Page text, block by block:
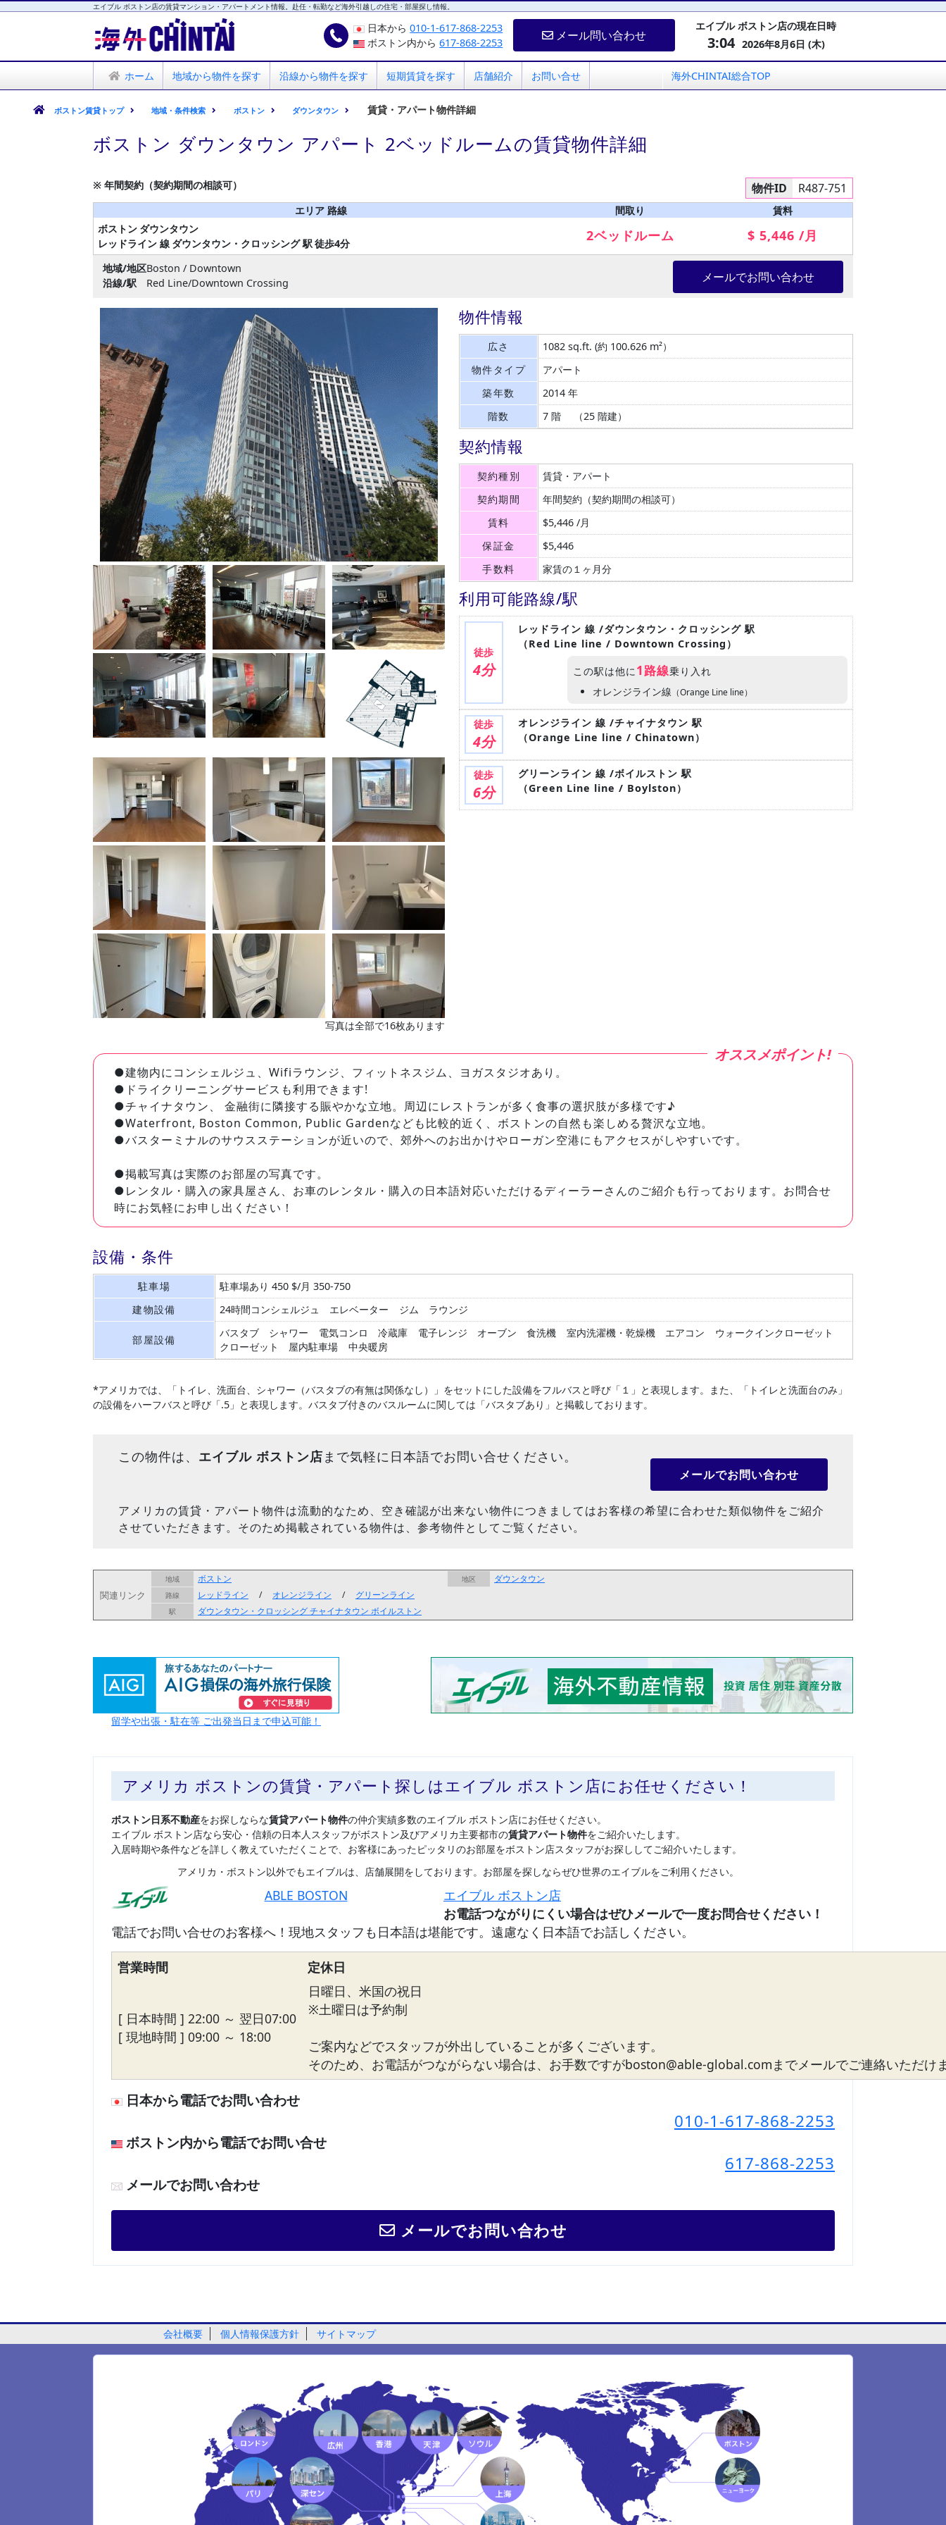
エイブル ボストン店の賃貸マンション・アパートメント情報。赴任・転勤など海外引越しの住宅・部屋探し情報。
海外CHINTAI
エイブル ボストン店
日本から010-1-617-868-2253
ボストン内から617-868-2253 メール問い合わせ
エイブル ボストン店の現在日時
3:04 2026年8月6日 (木)
ホーム 地域から物件を探す 沿線から物件を探す 短期賃貸を探す 店舗紹介 お問い合せ 海外CHINTAI総合TOP
ボストン賃貸トップ 地域・条件検索 ボストン ダウンタウン 賃貸・アパート物件詳細
ボストン ダウンタウン アパート 2ベッドルームの賃貸物件詳細
物件ID R487-751
※ 年間契約（契約期間の相談可）
エリア 路線
間取り
賃料
ボストン ダウンタウン
レッドライン 線 ダウンタウン・クロッシング 駅徒歩4分 2ベッドルーム $ 5,446 /月
地域/地区Boston / Downtown
沿線/駅
Red Line/Downtown Crossing メールでお問い合わせ
写真は全部で16枚あります
物件情報
広さ 1082 sq.ft. (約 100.626 m²）
物件タイプ
アパート
築年数
2014 年
階数
7 階 （25 階建）
契約情報
契約種別
賃貸・アパート
契約期間
年間契約（契約期間の相談可）
賃料
$5,446 /月
保証金
$5,446
手数料
家賃の１ヶ月分
利用可能路線/駅
徒歩
4分
レッドライン 線 /ダウンタウン・クロッシング 駅
（Red Line line / Downtown Crossing）
この駅は他に 1路線乗り入れ
オレンジライン線 （Orange Line line）
徒歩
4分
オレンジライン 線 /チャイナタウン 駅
（Orange Line line / Chinatown）
徒歩
6分
グリーンライン 線 /ボイルストン 駅
（Green Line line / Boylston）
●建物内にコンシェルジュ、Wifiラウンジ、フィットネスジム、ヨガスタジオあり。
●ドライクリーニングサービスも利用できます!
●チャイナタウン、 金融街に隣接する賑やかな立地。周辺にレストランが多く食事の選択肢が多様です♪
●Waterfront, Boston Common, Public Gardenなども比較的近く、ボストンの自然も楽しめる贅沢な立地。
●バスターミナルのサウスステーションが近いので、郊外へのお出かけやローガン空港にもアクセスがしやすいです。
●掲載写真は実際のお部屋の写真です。
●レンタル・購入の家具屋さん、お車のレンタル・購入の日本語対応いただけるディーラーさんのご紹介も行っております。お問合せ
時にお気軽にお申し出ください！
設備・条件
駐車場
駐車場あり 450 $/月 350-750
建物設備
24時間コンシェルジュ エレベーター ジム ラウンジ
部屋設備
バスタブ シャワー 電気コンロ 冷蔵庫 電子レンジ オーブン 食洗機 室内洗濯機・乾燥機 エアコン
ウォークインクローゼット
クローゼット
屋内駐車場 中央暖房
*アメリカでは、「トイレ、洗面台、シャワー（バスタブの有無は関係なし）」をセットにした設備をフルバスと呼び「１」と表現します。
また、「トイレと洗面台のみ」
の設備をハーフバスと呼び「.5」と表現します。バスタブ付きのバスルームに関しては「バスタブあり」と掲載しております。
この物件は、 エイブル ボストン店 まで気軽に日本語でお問い合せください。
メールでお問い合わせ
アメリカの賃貸・アパート物件は流動的なため、空き確認が出来ない物件につきましてはお客様の希望に合わせた類似物件をご紹介
させていただきます。そのため掲載されている物件は、参考物件としてご覧ください。
関連リンク
地域 ボストン 地区 ダウンタウン
路線 レッドライン / オレンジライン / グリーンライン
駅 ダウンタウン・クロッシングチャイナタウン ボイルストン
留学や出張・駐在等 ご出発当日まで申込可能！
アメリカ ボストンの賃貸・アパート探しはエイブル ボストン店にお任せください！
ボストン日系不動産をお探しならな賃貸アパート物件の仲介実績多数のエイブル ボストン店にお任せください。
エイブル ボストン店なら安心・信頼の日本人スタッフがボストン及びアメリカ主要都市の賃貸アパート物件をご紹介いたします。
入居時期や条件などを詳しく教えていただくことで、お客様にあったピッタリのお部屋をボストン店スタッフがお探ししてご紹介いたします。
アメリカ・ボストン以外でもエイブルは、店舗展開をしております。お部屋を探しならぜひ世界のエイブルをご利用ください。
ABLE BOSTON エイブル ボストン店
電話でお問い合せのお客様へ！現地スタッフも日本語は堪能です。遠慮なく日本語でお話しください。
営業時間 定休日
[ 日本時間 ] 22:00 ～ 翌日07:00
[ 現地時間 ] 09:00 ～ 18:00
日曜日、米国の祝日
※土曜日は予約制
ご案内などでスタッフが外出していることが多くございます。
そのため、お電話がつながらない場合は、お手数ですがboston@able-global.comまでメールでご連絡いただけ
日本から電話でお問い合わせ
010-1-617-868-2253
ボストン内から電話でお問い合せ
617-868-2253
メールでお問い合わせ
メールでお問い合わせ
会社概要 個人情報保護方針 サイトマップ